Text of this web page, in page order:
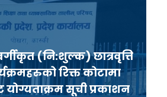
(नि:शुल्क) छात्रवृत्ति
रिक्त कोटामा
सूची प्रकाशन